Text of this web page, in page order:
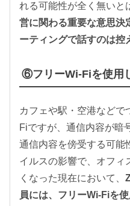
れる可能性が全く無いと
営に関わる重要な意思決
ーティングで話すのは控
⑥フリーWi-Fiを使用
カフェや駅・空港などで
Fiですが、通信内容が暗
通信内容を傍受する可能
イルスの影響で、オフィ
くなった現在において、
員には、フリーWi-Fiを